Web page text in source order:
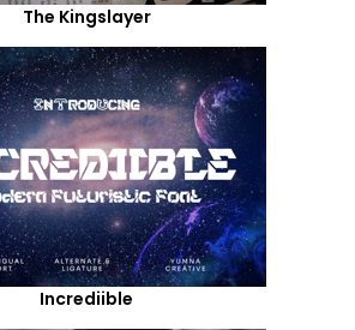
The Kingslayer
Incrediible